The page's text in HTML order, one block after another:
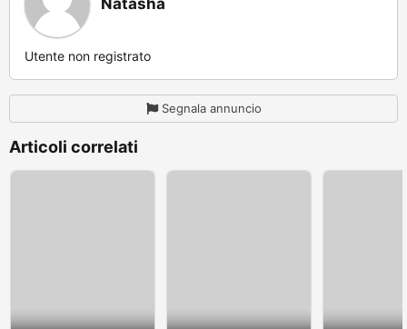
Utente non registrato
Segnala annuncio
Articoli correlati